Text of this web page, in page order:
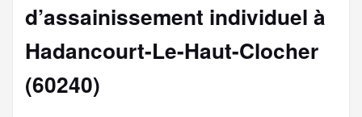
d’assainissement individuel à
Hadancourt-Le-Haut-Clocher
(60240)